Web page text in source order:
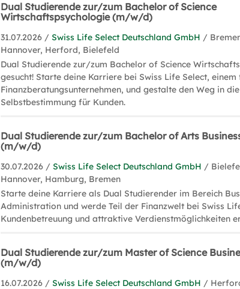
Dual Studierende zur/zum Bachelor of Science
Wirtschaftspsychologie (m/w/d)
31.07.2026 /Swiss Life Select Deutschland GmbH /
Hannover, Herford, Bielefeld
Dual Studierende zur/zum Bachelor of Science
gesucht! Starte deine Karriere bei Swiss Life Select, einem
Finanzberatungsunternehmen, und gestalte den Weg in
Selbstbestimmung für Kunden.
Dual Studierende zur/zum Bachelor of Arts
(m/w/d)
30.07.2026 /Swiss Life Select Deutschland GmbH /
Hannover, Hamburg, Bremen
Starte deine Karriere als Dual Studierender im Bereich
Administration und werde Teil der Finanzwelt bei Swiss
Kundenbetreuung und attraktive Verdienstmöglichkeiten
Dual Studierende zur/zum Master of Science
(m/w/d)
16.07.2026 /Swiss Life Select Deutschland GmbH /